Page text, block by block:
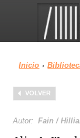
Menu
Biblioteca
Inicio ›
VOLVER
Autor:Fain /